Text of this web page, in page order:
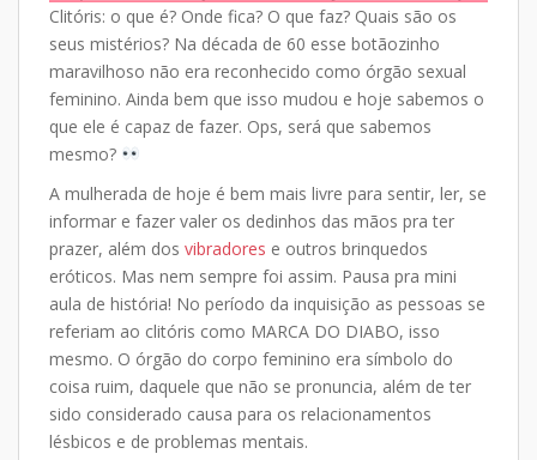
Clitóris: o que é? Onde fica? O que faz? Quais são os
seus mistérios? Na década de 60 esse botãozinho
maravilhoso não era reconhecido como órgão sexual
feminino. Ainda bem que isso mudou e hoje sabemos o
que ele é capaz de fazer. Ops, será que sabemos
mesmo?
A mulherada de hoje é bem mais livre para sentir, ler, se
informar e fazer valer os dedinhos das mãos pra ter
prazer, além dos vibradores e outros brinquedos
eróticos. Mas nem sempre foi assim. Pausa pra mini
aula de história! No período da inquisição as pessoas se
referiam ao clitóris como MARCA DO DIABO, isso
mesmo. O órgão do corpo feminino era símbolo do
coisa ruim, daquele que não se pronuncia, além de ter
sido considerado causa para os relacionamentos
lésbicos e de problemas mentais.